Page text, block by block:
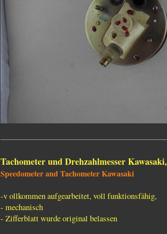
Tachometer und Drehzahlmesser Kawasaki,
Speedometer and Tachometer Kawasaki
-v ollkommen aufgearbeitet, voll funktionsfähig,
- mechanisch
- Zifferblatt wurde original belassen